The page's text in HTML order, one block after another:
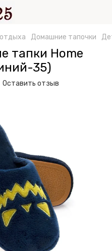
Домашние тапочки
тапки Home
35)
Оставить отзыв